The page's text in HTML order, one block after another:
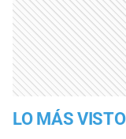
LO MÁS VISTO